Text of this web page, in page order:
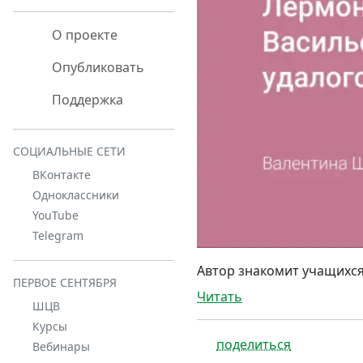
О проекте
Опубликовать
Поддержка
СОЦИАЛЬНЫЕ СЕТИ
ВКонтакте
Одноклассники
YouTube
Telegram
ПЕРВОЕ СЕНТЯБРЯ
ШЦВ
Курсы
Вебинары
Автор знакомит
Читать
поделиться